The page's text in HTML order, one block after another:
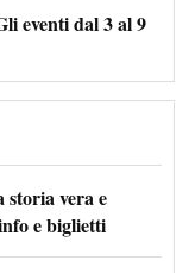
eventi dal 3 al 9
storia vera e
e biglietti